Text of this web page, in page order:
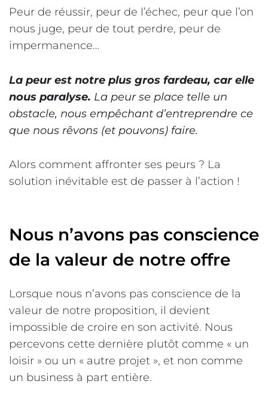
Peur de réussir, peur de l’échec, peur que l’on
nous juge, peur de tout perdre, peur de
impermanence…
La peur est notre plus gros fardeau, car elle
nous paralyse. La peur se place telle un
obstacle, nous empêchant d’entreprendre ce
que nous rêvons (et pouvons) faire.
Alors comment affronter ses peurs ? La
solution inévitable est de passer à l’action !
Nous n’avons pas conscience
de la valeur de notre offre
Lorsque nous n’avons pas conscience de la
valeur de notre proposition, il devient
impossible de croire en son activité. Nous
percevons cette dernière plutôt comme « un
loisir » ou un « autre projet », et non comme
un business à part entière.